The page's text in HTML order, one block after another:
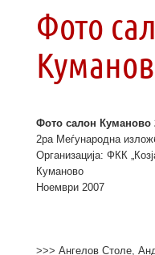
Фото
Фото салон Куманово
2ра Меѓународна
Организација: ФКК
Куманово
Ноември 2007
>>> Ангелов Столе,